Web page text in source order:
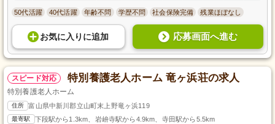
50代活躍 40代活躍 年齢不問 学歴不問 社会保険完備 残業ほぼなし
お気に入り に追加 応募画面へ進む
スピード対応 特別養護老人ホーム 竜ヶ浜荘の求人
特別養護老人ホーム
住所 富山県中新川郡立山町末上野竜ヶ浜119
最寄駅 下段駅から1.3km、岩峅寺駅から4.9km、寺田駅から5.5km